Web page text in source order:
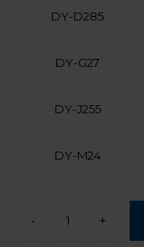
DY-D285
DY-G27
DY-J255
DY-M24
- +